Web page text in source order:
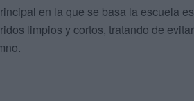
en la que se basa la escuela
limpios y cortos, tratando de